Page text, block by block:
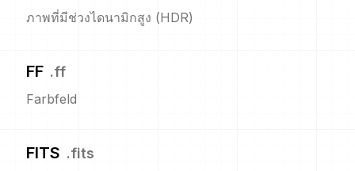
ภาพที่มีช่วงไดนามิกสูง (HDR)
FF .ff
Farbfeld
FITS .fits